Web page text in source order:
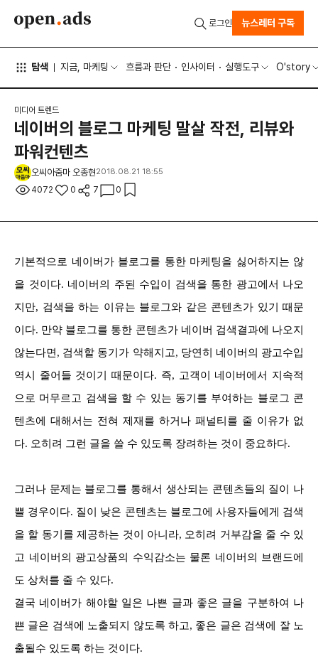
탐색 지금, 마케팅 흐름과 판단 인사이터 실행도구 O'story
로그인 뉴스레터 구독
미디어 트렌드
네이버의 블로그 마케팅 말살 작전, 리뷰와
파워컨텐츠
오씨아줌마 오종현2018.08.21 18:55
4072 0 7 0
기본적으로 네이버가 블로그를 통한 마케팅을 싫어하지는 않
을 것이다. 네이버의 주된 수입이 검색을 통한 광고에서 나오
지만, 검색을 하는 이유는 블로그와 같은 콘텐츠가 있기 때문
이다. 만약 블로그를 통한 콘텐츠가 네이버 검색결과에 나오지
않는다면, 검색할 동기가 약해지고, 당연히 네이버의 광고수입
역시 줄어들 것이기 때문이다. 즉, 고객이 네이버에서 지속적
으로 머무르고 검색을 할 수 있는 동기를 부여하는 블로그 콘
텐츠에 대해서는 전혀 제재를 하거나 패널티를 줄 이유가 없
다. 오히려 그런 글을 쓸 수 있도록 장려하는 것이 중요하다.
그러나 문제는 블로그를 통해서 생산되는 콘텐츠들의 질이 나
쁠 경우이다. 질이 낮은 콘텐츠는 블로그에 사용자들에게 검색
을 할 동기를 제공하는 것이 아니라, 오히려 거부감을 줄 수 있
고 네이버의 광고상품의 수익감소는 물론 네이버의 브랜드에
도 상처를 줄 수 있다.
결국 네이버가 해야할 일은 나쁜 글과 좋은 글을 구분하여 나
쁜 글은 검색에 노출되지 않도록 하고, 좋은 글은 검색에 잘 노
출될수 있도록 하는 것이다.